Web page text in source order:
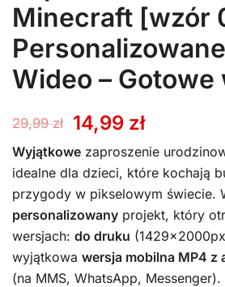
Minecraft [wzór
Wideo – Gotowe
29,99zł
Pierwotna
cena
wynosiła:
29,99 zł.
14,99 złAktualna
cena
wynosi:
14,99 zł.
Wyjątkowe zaproszenie
idealne dla dzieci, które kochają
przygody w pikselowym świecie.
personalizowany projekt, który
wersjach: do druku
wyjątkowa wersja mobilna MP4 z
(na MMS, WhatsApp, Messenger).